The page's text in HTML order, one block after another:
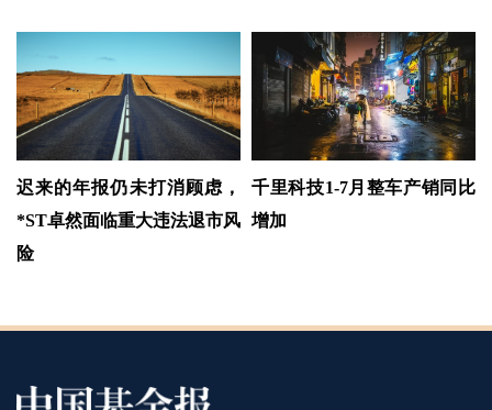
迟来的年报仍未打消顾虑，
*ST卓然面临重大违法退市风
险
千里科技1-7月整车产销同比
增加